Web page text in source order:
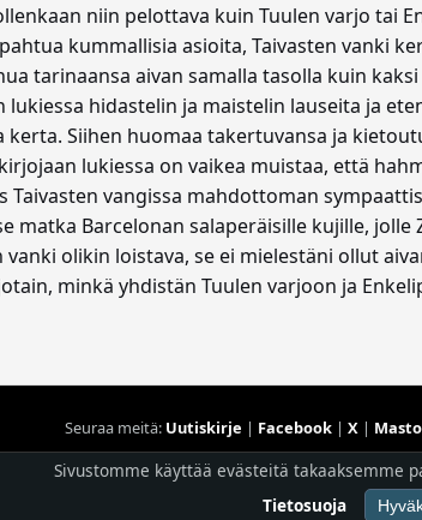
niin pelottava kuin Tuulen varjo tai
kummallisia asioita, Taivasten vanki
tarinaansa aivan samalla tasolla kuin
hidastelin ja maistelin lauseita ja
Siihen huomaa takertuvansa ja
lukiessa on vaikea muistaa, että
vangissa mahdottoman
matka Barcelonan salaperäisille kujille,
olikin loistava, se ei mielestäni ollut
minkä yhdistän Tuulen varjoon ja
Seuraa meitä: Uutiskirje | Facebook| X |
Hostingpalvelun tarjoaa
© 1996 - 2026 Risingshadow. Kaikki
Sivustomme käyttää evästeitä takaaksemme
Tietosuoja